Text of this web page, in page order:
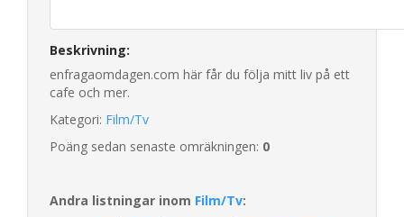
Beskrivning:
enfragaomdagen.com här får du följa mitt liv på ett
cafe och mer.
Kategori: Film/Tv
Poäng sedan senaste omräkningen: 0
Andra listningar inom Film/Tv: